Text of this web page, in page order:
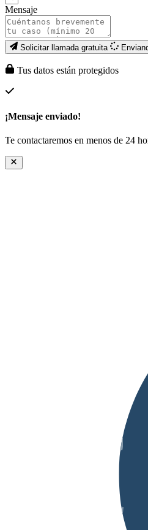
Mensaje
Solicitar llamada gratuita
Tus datos están protegidos
¡Mensaje enviado!
Te contactaremos en menos de 24